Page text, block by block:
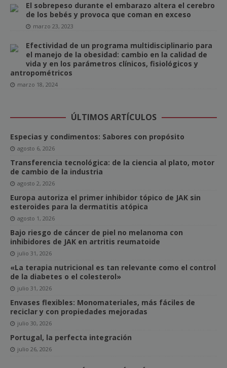
El sobrepeso durante el embarazo altera el cerebro
de los bebés y provoca que coman en exceso
marzo 23, 2023
Efectividad de un programa multidisciplinario para
el manejo de la obesidad: cambio en la calidad de
vida y en los parámetros clínicos, fisiológicos y
antropométricos
marzo 18, 2024
ÚLTIMOS ARTÍCULOS
Especias y condimentos: Sabores con propósito
agosto 6, 2026
Transferencia tecnológica: de la ciencia al plato, motor
de cambio de la industria
agosto 2, 2026
Europa autoriza el primer inhibidor tópico de JAK sin
esteroides para la dermatitis atópica
agosto 1, 2026
Bajo riesgo de cáncer de piel no melanoma con
inhibidores de JAK en artritis reumatoide
julio 31, 2026
«La terapia nutricional es tan relevante como el control
de la diabetes o el colesterol»
julio 31, 2026
Envases flexibles: Monomateriales, más fáciles de
reciclar y con propiedades mejoradas
julio 30, 2026
Portugal, la perfecta integración
julio 26, 2026